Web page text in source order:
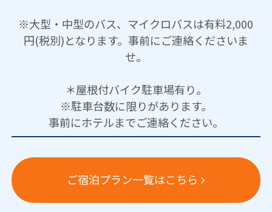
※大型・中型のバス、マイクロバスは有料2,000
円(税別)となります。事前にご連絡くださいま
せ。
＊屋根付バイク駐車場有り。
※駐車台数に限りがあります。
事前にホテルまでご連絡ください。
ご宿泊プラン一覧はこちら